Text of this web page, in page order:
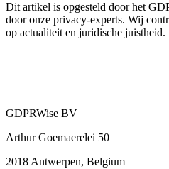
Dit artikel is opgesteld door het
door onze privacy-experts. Wij
op actualiteit en juridische juistheid.
GDPRWise BV
Arthur Goemaerelei 50
2018 Antwerpen, Belgium